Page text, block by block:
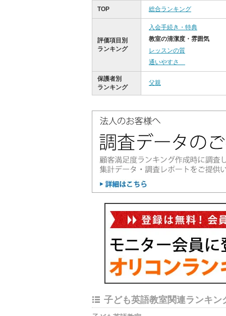
TOP 総合ランキング
評価項目別
ランキング
入会手続き・特典
教室の清潔度・雰囲気
レッスンの質
通いやすさ
保護者別
ランキング
父親
子ども英語教室関連ランキン